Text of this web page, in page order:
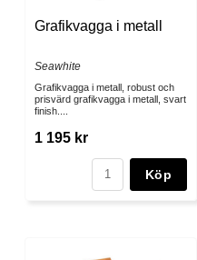
Grafikvagga i metall
Seawhite
Grafikvagga i metall, robust och
prisvärd grafikvagga i metall, svart
finish....
1 195 kr
Köp